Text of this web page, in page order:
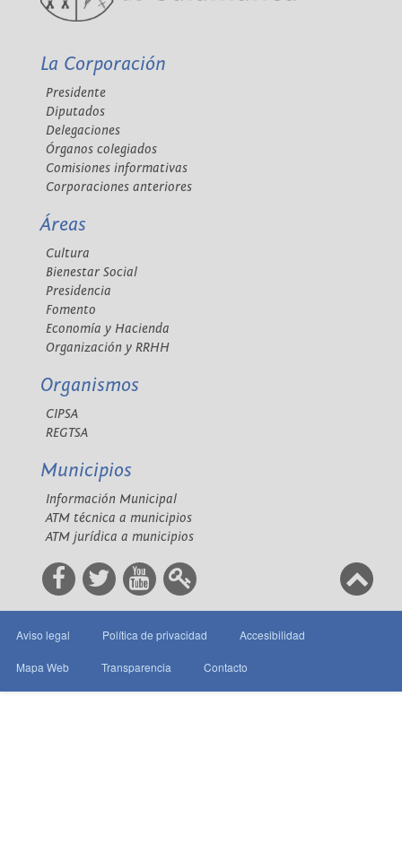
La Corporación
Presidente
Diputados
Delegaciones
Órganos colegiados
Comisiones informativas
Corporaciones anteriores
Áreas
Cultura
Bienestar Social
Presidencia
Fomento
Economía y Hacienda
Organización y RRHH
Organismos
CIPSA
REGTSA
Municipios
Información Municipal
ATM técnica a municipios
ATM jurídica a municipios
Aviso legal Política de privacidad Accesibilidad
Mapa Web Transparencia Contacto